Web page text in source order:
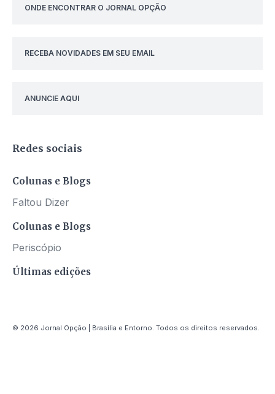
ONDE ENCONTRAR O JORNAL OPÇÃO
RECEBA NOVIDADES EM SEU EMAIL
ANUNCIE AQUI
Redes sociais
Colunas e Blogs
Faltou Dizer
Colunas e Blogs
Periscópio
Últimas edições
© 2026 Jornal Opção | Brasília e Entorno. Todos os direitos reservados.